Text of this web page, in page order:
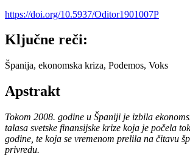
https://doi.org/10.5937/Oditor1901007P
Ključne reči:
Španija, ekonomska kriza, Podemos, Voks
Apstrakt
Tokom 2008. godine u Španiji je izbila
talasa svetske finansijske krize koja je počela
godine, te koja se vremenom prelila na čitavu
privredu.